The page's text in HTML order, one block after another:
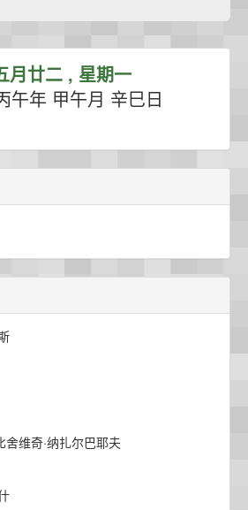
月廿二 , 星期一
午年 甲午月 辛巳日
舍维奇·纳扎尔巴耶夫